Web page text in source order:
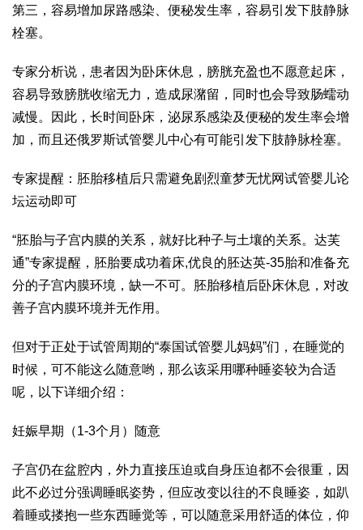
第三，容易增加尿路感染、便秘发生率，容易引发下肢静脉
栓塞。
专家分析说，患者因为卧床休息，膀胱充盈也不愿意起床，
容易导致膀胱收缩无力，造成尿潴留，同时也会导致肠蠕动
减慢。因此，长时间卧床，泌尿系感染及便秘的发生率会增
加，而且还俄罗斯试管婴儿中心有可能引发下肢静脉栓塞。
专家提醒：胚胎移植后只需避免剧烈童梦无忧网试管婴儿论
坛运动即可
“胚胎与子宫内膜的关系，就好比种子与土壤的关系。 达芙
通”专家提醒，胚胎要成功着床,优良的胚达英-35胎和准备充
分的子宫内膜环境，缺一不可。胚胎移植后卧床休息，对改
善子宫内膜环境并无作用。
但对于正处于试管周期的“泰国试管婴儿妈妈”们，在睡觉的
时候，可不能这么随意哟，那么该采用哪种睡姿较为合适
呢，以下详细介绍：
妊娠早期（1-3个月）随意
子宫仍在盆腔内，外力直接压迫或自身压迫都不会很重，因
此不必过分强调睡眠姿势，但应改变以往的不良睡姿，如趴
着睡或搂抱一些东西睡觉等，可以随意采用舒适的体位，仰